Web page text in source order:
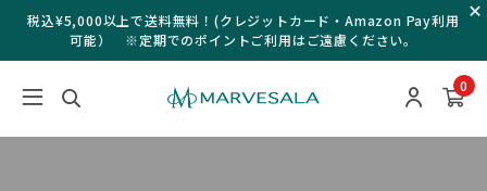
税込¥5,000以上で送料無料！(クレジットカード・Amazon Pay利用
可能） ※定期でのポイントご利用はご遠慮ください。
0